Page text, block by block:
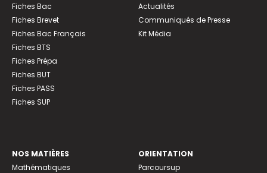
Fiches Bac
Fiches Brevet
Fiches Bac Français
Fiches BTS
Fiches Prépa
Fiches BUT
Fiches PASS
Fiches SUP
Actualités
Communiqués de Presse
Kit Média
NOS MATIÈRES
Mathématiques
ORIENTATION
Parcoursup